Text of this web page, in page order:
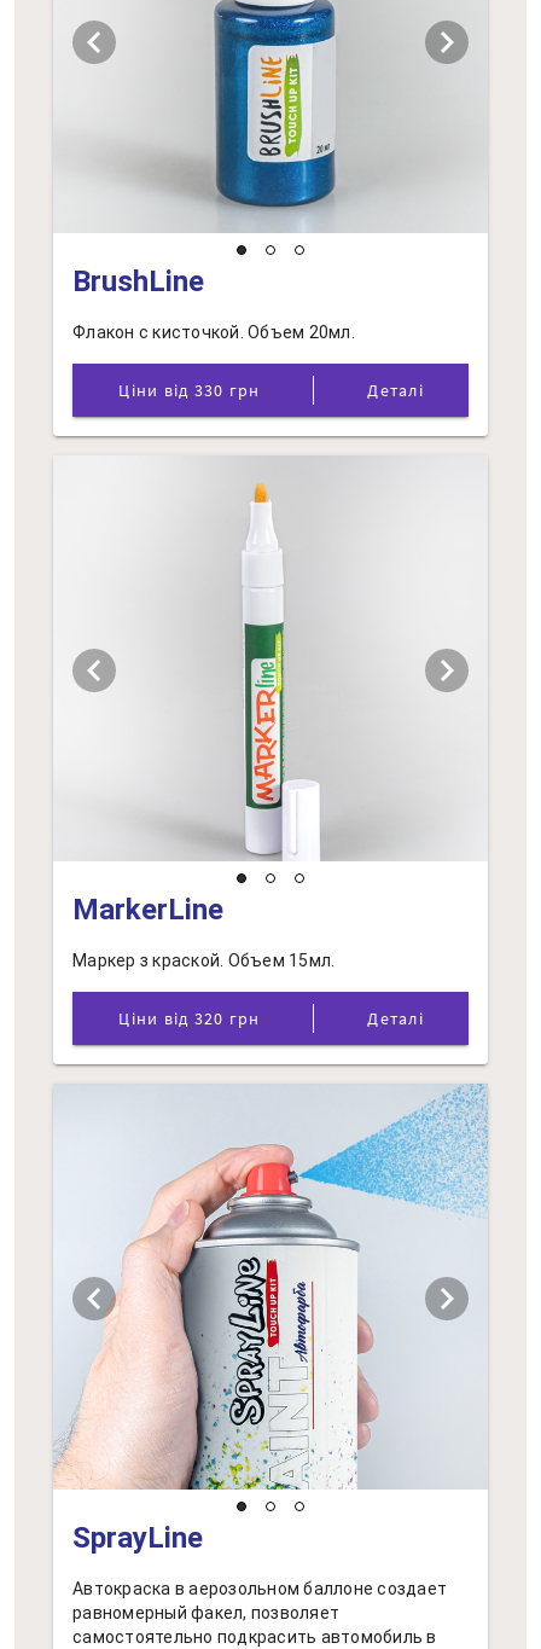
chevron_left chevron_right
BrushLine
Флакон с кисточкой. Объем 20мл.
Ціни від 330 грн Деталі
chevron_left chevron_right
MarkerLine
Маркер з краской. Объем 15мл.
Ціни від 320 грн Деталі
chevron_left chevron_right
SprayLine
Автокраска в аерозольном баллоне создает
равномерный факел, позволяет
самостоятельно подкрасить автомобиль в